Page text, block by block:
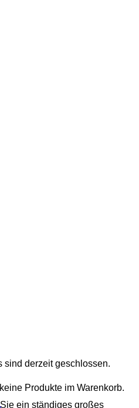
Produkte im Warenkorb.
sind derzeit geschlossen.
ein ständiges großes